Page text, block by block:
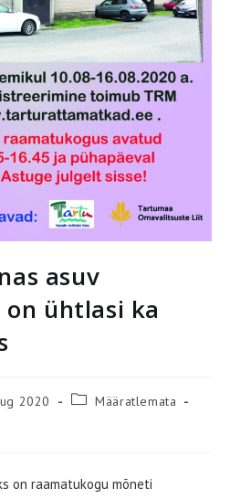
asuv
ühtlasi ka
2020
PostMääratlemata
on raamatukogu mõneti